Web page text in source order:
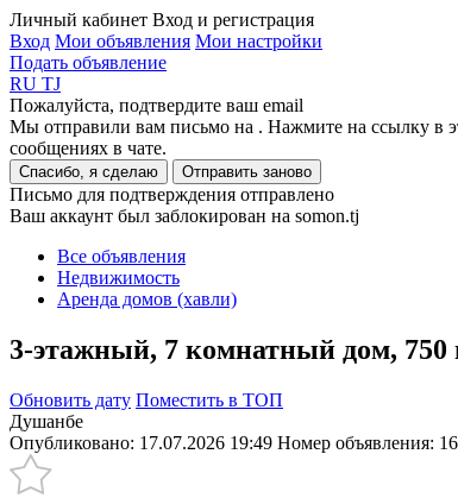
Личный кабинет Вход и регистрация
Вход Мои объявления Мои настройки
Подать объявление
RU TJ
Пожалуйста, подтвердите ваш email
Мы отправили вам письмо на . Нажмите на ссылку в
сообщениях в чате.
Спасибо, я сделаю Отправить заново
Письмо для подтверждения отправлено
Ваш аккаунт был заблокирован на somon.tj
Все объявления
Недвижимость
Аренда домов (хавли)
3-этажный, 7 комнатный дом,
Обновить дату Поместить в ТОП
Душанбе
Опубликовано: 17.07.2026 19:49 Номер объявления: